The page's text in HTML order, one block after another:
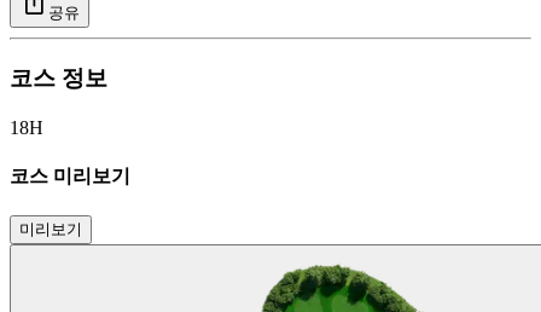
공유
코스 정보
18H
코스 미리보기
미리보기